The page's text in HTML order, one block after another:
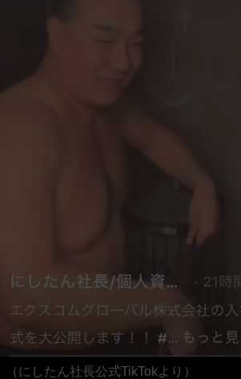
（にしたん社長公式TikTokより）